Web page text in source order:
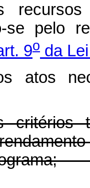
se pelo
9o da
atos